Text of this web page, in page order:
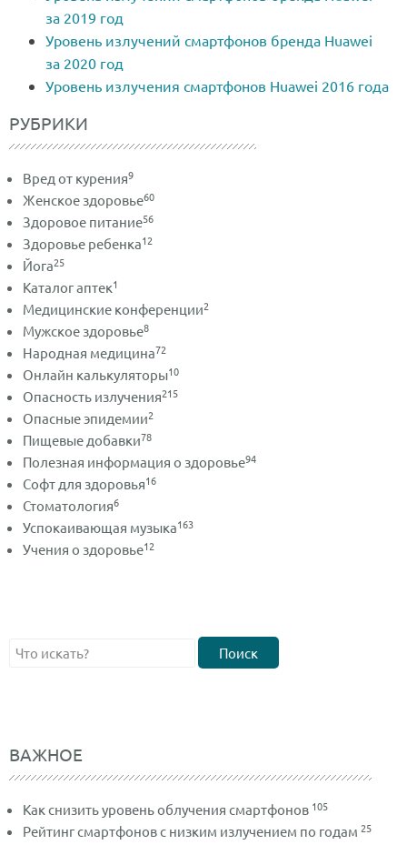
РУБРИКИ
Вред от курения9
Женское здоровье60
Здоровое питание56
Здоровье ребенка12
Йога25
Каталог аптек1
Медицинские конференции2
Мужское здоровье8
Народная медицина72
Онлайн калькуляторы10
Опасность излучения215
Опасные эпидемии2
Пищевые добавки78
Полезная информация о здоровье94
Софт для здоровья16
Стоматология6
Успокаивающая музыка163
Учения о здоровье12
за 2019 год
Уровень излучений смартфонов бренда Huawei
за 2020 год
Уровень излучения смартфонов Huawei 2016 года
Поиск
ВАЖНОЕ
Как снизить уровень облучения смартфонов 105
Рейтинг смартфонов с низким излучением по годам 25